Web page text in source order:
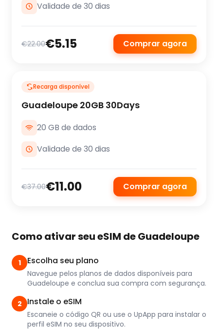
Validade de 30 dias
€22.00€5.15 Comprar agora
Recarga disponível
Guadeloupe 20GB 30Days
20 GB de dados
Validade de 30 dias
€37.00€11.00 Comprar agora
Como ativar seu eSIM de Guadeloupe
1 Escolha seu plano
Navegue pelos planos de dados disponíveis para
Guadeloupe e conclua sua compra com segurança.
2 Instale o eSIM
Escaneie o código QR ou use o UpApp para instalar o
perfil eSIM no seu dispositivo.